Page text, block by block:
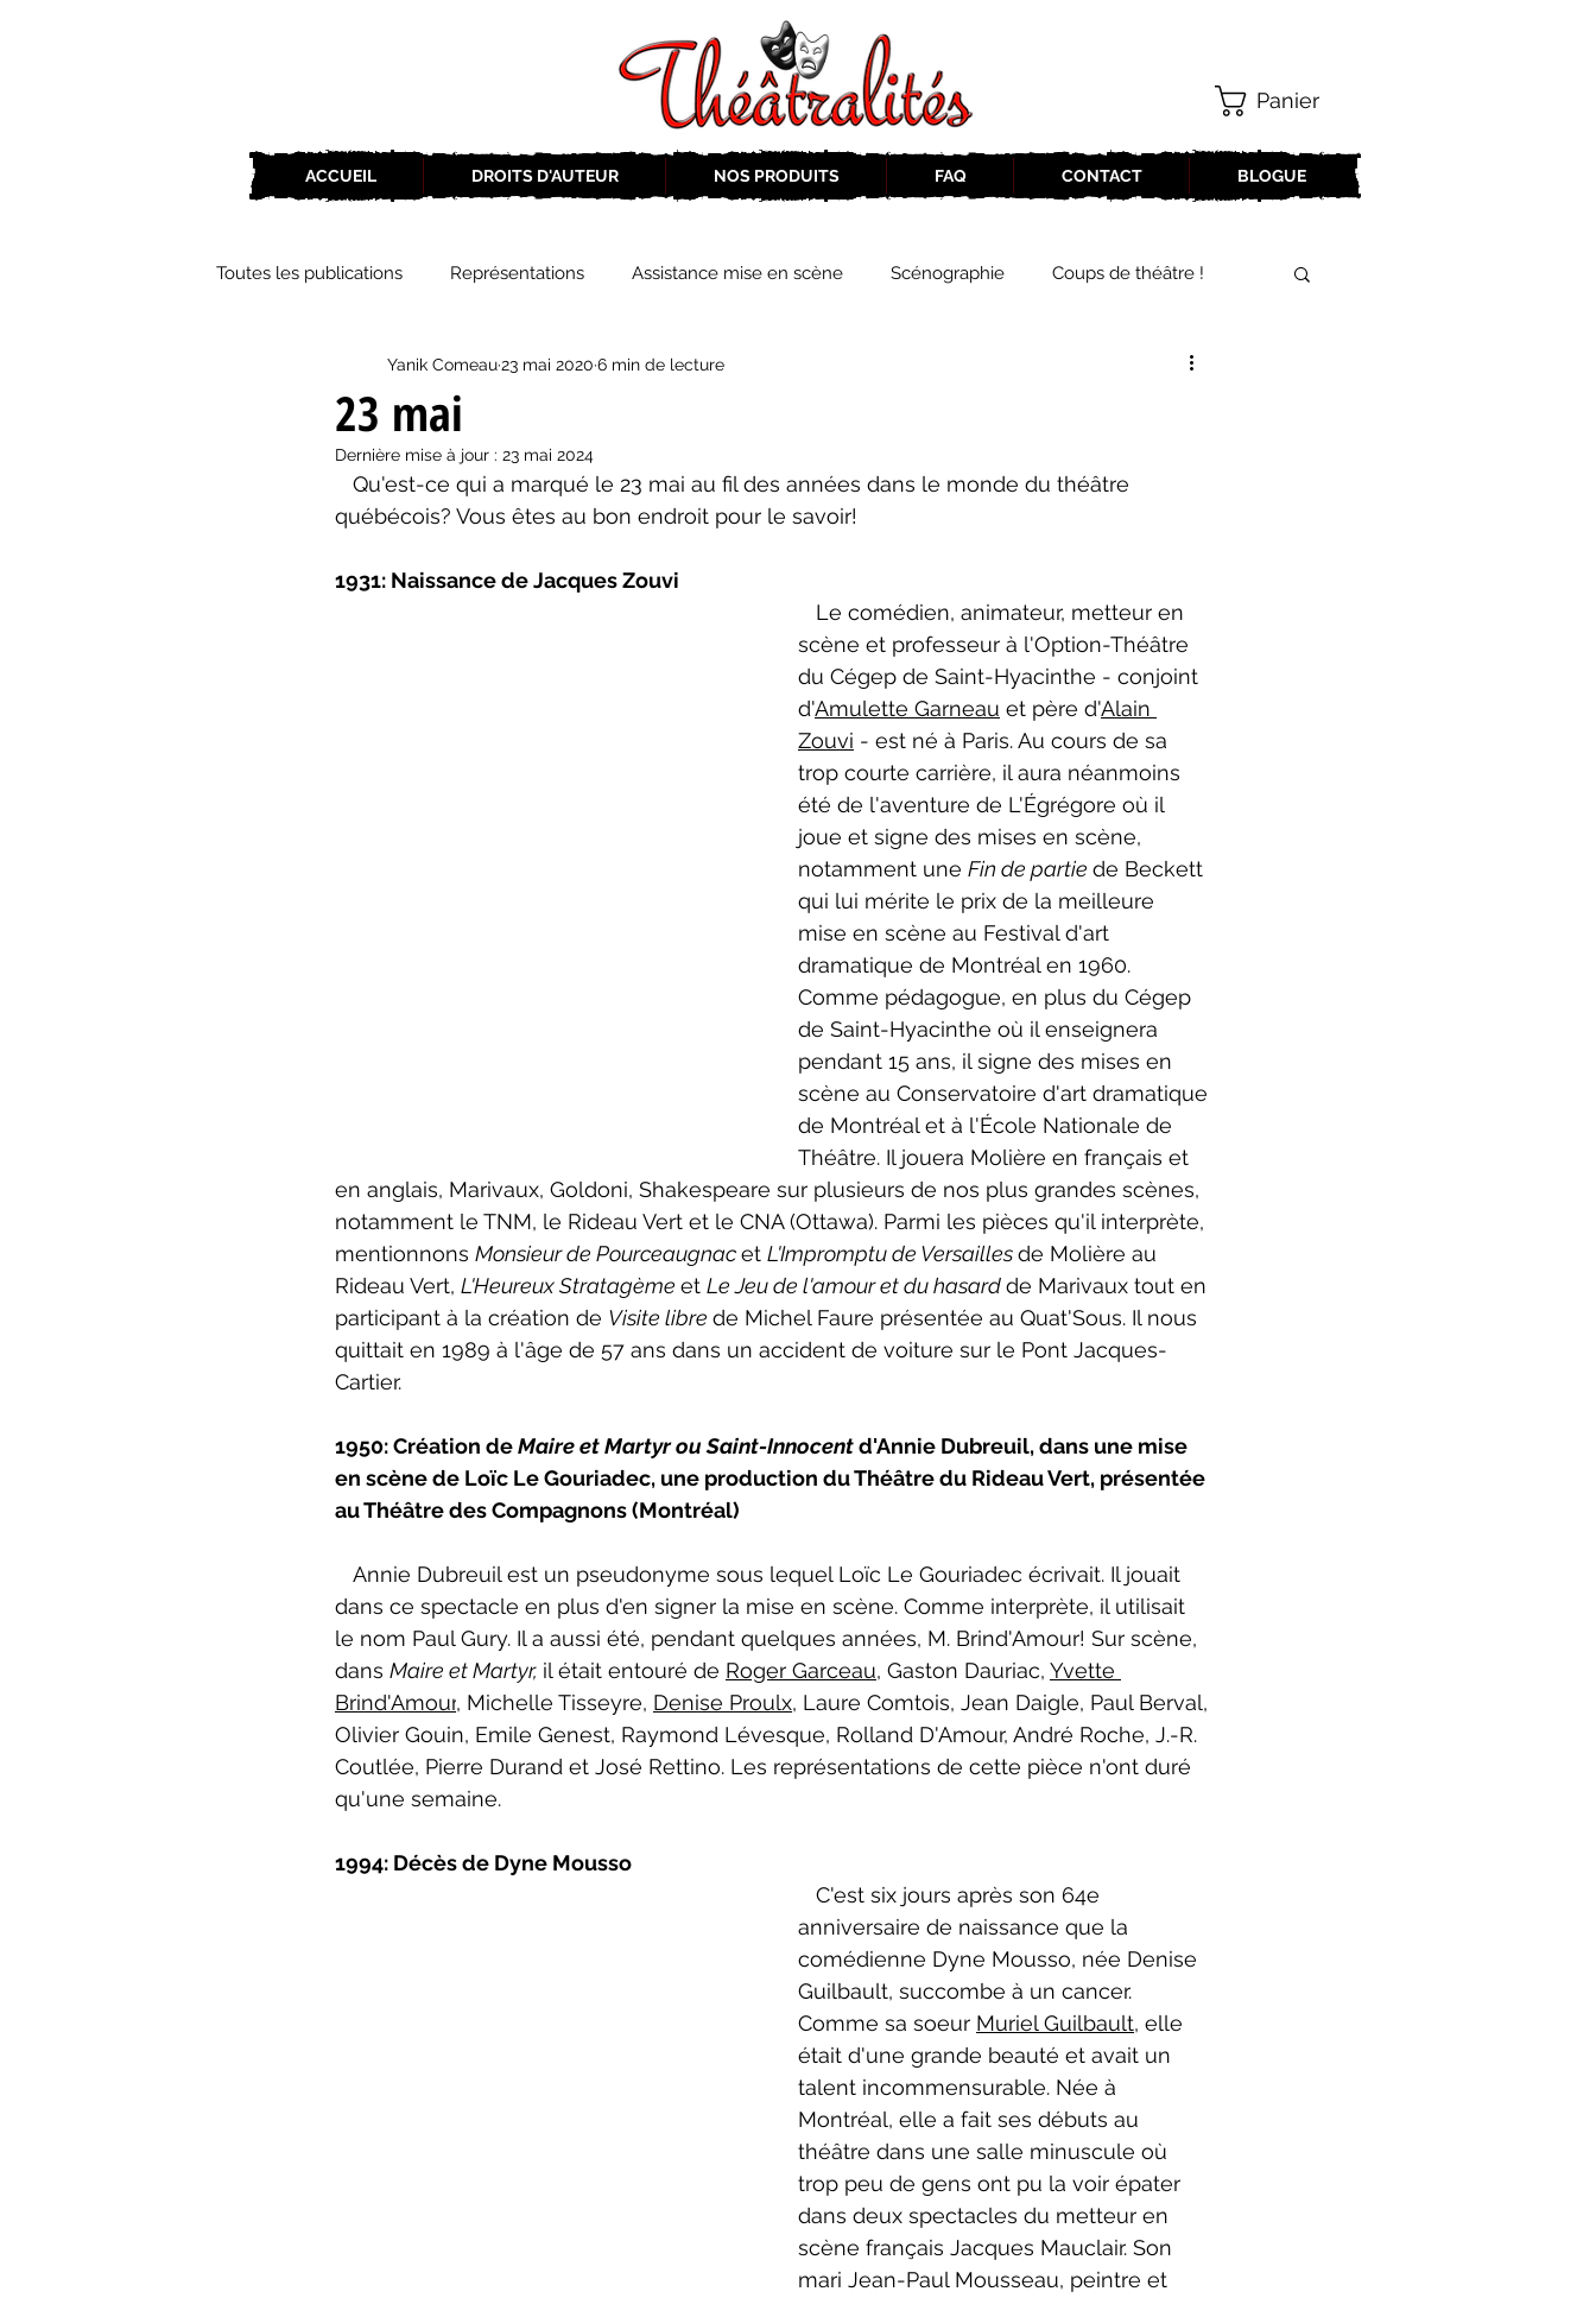
ACCUEIL DROITS D'AUTEUR NOS PRODUITS FAQ CONTACT BLOGUE
Panier
Toutes les publications Représentations Assistance mise en scène Scénographie Coups de théâtre !
ZoneCulture 2019-2020 Éphémérides du théâtre QC
ZoneCulture 2018-2019 ZoneCulture 2020-2021
23 mai
Yanik Comeau23 mai 2020 6 min de lecture
Dernière mise à jour : 23 mai 2024
québécois? Vous êtes au bon endroit pour le savoir!
1931: Naissance de Jacques Zouvi
Le comédien, animateur, metteur en
scène et professeur à l'Option-Théâtre
du Cégep de Saint-Hyacinthe - conjoint
d'Amulette Garneau et père d'Alain
Zouvi - est né à Paris. Au cours de sa
trop courte carrière, il aura néanmoins
été de l'aventure de L'Égrégore où il
joue et signe des mises en scène,
notamment une Fin de partie de Beckett
qui lui mérite le prix de la meilleure
mise en scène au Festival d'art
dramatique de Montréal en 1960.
Comme pédagogue, en plus du Cégep
de Saint-Hyacinthe où il enseignera
pendant 15 ans, il signe des mises en
scène au Conservatoire d'art dramatique
de Montréal et à l'École Nationale de
Théâtre. Il jouera Molière en français et
en anglais, Marivaux, Goldoni, Shakespeare sur plusieurs de nos plus grandes scènes,
notamment le TNM, le Rideau Vert et le CNA (Ottawa). Parmi les pièces qu'il interprète,
mentionnons Monsieur de Pourceaugnac et L'Impromptu de Versailles de Molière au
Rideau Vert, L'Heureux Stratagème et Le Jeu de l'amour et du hasard de Marivaux tout en
participant à la création de Visite libre de Michel Faure présentée au Quat'Sous. Il nous
quittait en 1989 à l'âge de 57 ans dans un accident de voiture sur le Pont Jacques-
Cartier.
1950: Création de Maire et Martyr ou Saint-Innocent d'Annie Dubreuil, dans une mise
en scène de Loïc Le Gouriadec, une production du Théâtre du Rideau Vert, présentée
au Théâtre des Compagnons (Montréal)
dans ce spectacle en plus d'en signer la mise en scène. Comme interprète, il utilisait
le nom Paul Gury. Il a aussi été, pendant quelques années, M. Brind'Amour! Sur scène,
dans Maire et Martyr, il était entouré de Roger Garceau, Gaston Dauriac, Yvette
Brind'Amour, Michelle Tisseyre, Denise Proulx, Laure Comtois, Jean Daigle, Paul Berval,
Olivier Gouin, Emile Genest, Raymond Lévesque, Rolland D'Amour, André Roche, J.-R.
Coutlée, Pierre Durand et José Rettino. Les représentations de cette pièce n'ont duré
qu'une semaine.
1994: Décès de Dyne Mousso
anniversaire de naissance que la
comédienne Dyne Mousso, née Denise
Guilbault, succombe à un cancer.
Comme sa soeur Muriel Guilbault, elle
était d'une grande beauté et avait un
talent incommensurable. Née à
Montréal, elle a fait ses débuts au
théâtre dans une salle minuscule où
trop peu de gens ont pu la voir épater
dans deux spectacles du metteur en
scène français Jacques Mauclair. Son
mari Jean-Paul Mousseau, peintre et